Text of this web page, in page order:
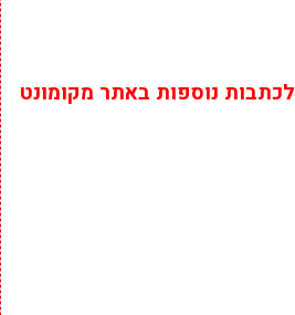
לכתבות נוספות באתר מקומונט